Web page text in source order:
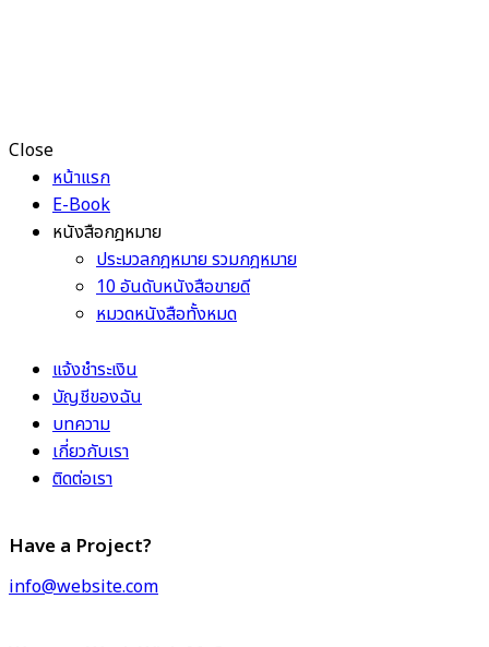
Close
หน้าแรก
E-Book
หนังสือกฎหมาย
ประมวลกฎหมาย รวมกฎหมาย
10 อันดับหนังสือขายดี
หมวดหนังสือทั้งหมด
แจ้งชำระเงิน
บัญชีของฉัน
บทความ
เกี่ยวกับเรา
ติดต่อเรา
Have a Project?
info@website.com